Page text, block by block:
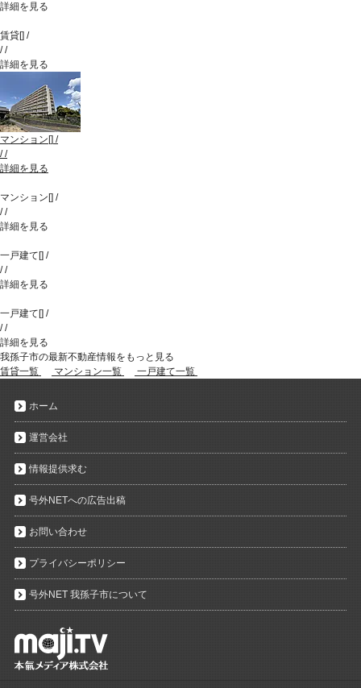
詳細を見る
賃貸[] /
//
詳細を見る
マンション [] /
//
詳細を見る
マンション [] /
//
詳細を見る
一戸建て [] /
//
詳細を見る
一戸建て [] /
//
詳細を見る
我孫子市の最新不動産情報をもっと見る
賃貸一覧
マンション一覧 一戸建て一覧
ホーム
運営会社
情報提供求む
号外NETへの広告出稿
お問い合わせ
プライバシーポリシー
号外NET 我孫子市について